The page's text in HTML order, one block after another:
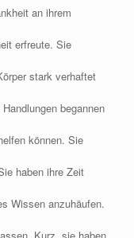
an ihrem
erfreute. Sie
stark verhaftet
begannen
können. Sie
haben ihre Zeit
Wissen anzuhäufen.